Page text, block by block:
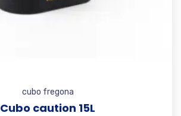
cubo fregona
Cubo caution 15L